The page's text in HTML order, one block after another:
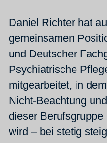
Daniel Richter hat
gemeinsamen
und Deutscher
Psychiatrische
mitgearbeitet, in
Nicht-Beachtung
dieser
wird – bei stetig